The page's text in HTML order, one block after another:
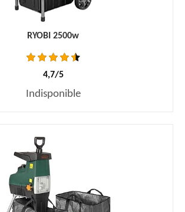
RYOBI 2500w
4,7/5
Indisponible